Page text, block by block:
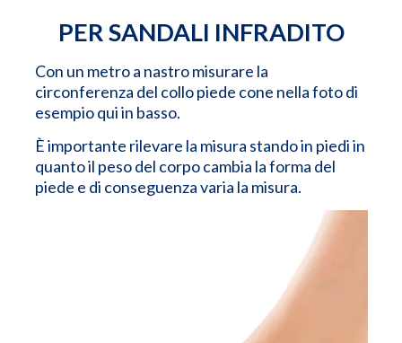
PER SANDALI INFRADITO
Con un metro a nastro misurare la
circonferenza del collo piede cone nella foto di
esempio qui in basso.
È importante rilevare la misura stando in piedi in
quanto il peso del corpo cambia la forma del
piede e di conseguenza varia la misura.